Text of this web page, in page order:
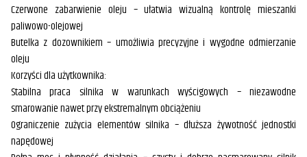
Czerwone zabarwienie oleju – ułatwia wizualną kontrolę mieszanki
paliwowo-olejowej
Butelka z dozownikiem – umożliwia precyzyjne i wygodne odmierzanie
oleju
Korzyści dla użytkownika:
Stabilna praca silnika w warunkach wyścigowych – niezawodne
smarowanie nawet przy ekstremalnym obciążeniu
Ograniczenie zużycia elementów silnika – dłuższa żywotność jednostki
napędowej